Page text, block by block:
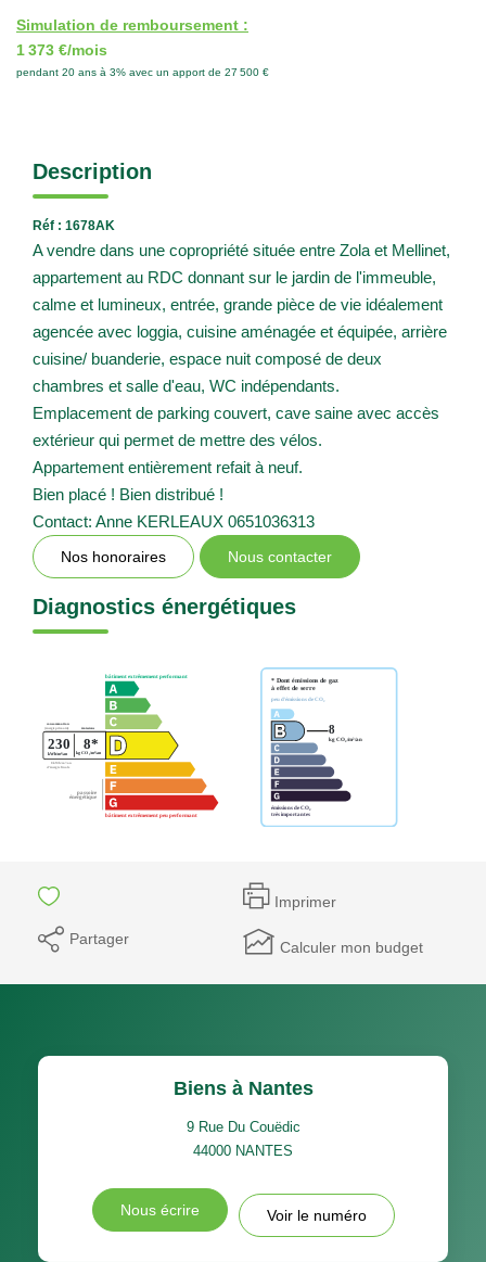
Simulation de remboursement :
1 373 €/mois
pendant 20 ans à 3% avec un apport de 27 500 €
Description
Réf : 1678AK
A vendre dans une copropriété située entre Zola et Mellinet,
appartement au RDC donnant sur le jardin de l'immeuble,
calme et lumineux, entrée, grande pièce de vie idéalement
agencée avec loggia, cuisine aménagée et équipée, arrière
cuisine/ buanderie, espace nuit composé de deux
chambres et salle d'eau, WC indépendants.
Emplacement de parking couvert, cave saine avec accès
extérieur qui permet de mettre des vélos.
Appartement entièrement refait à neuf.
Bien placé ! Bien distribué !
Contact: Anne KERLEAUX 0651036313
Nos honoraires Nous contacter
Diagnostics énergétiques
Imprimer
Partager Calculer mon budget
Biens à Nantes
9 Rue Du Couëdic
44000 NANTES
Nous écrire Voir le numéro